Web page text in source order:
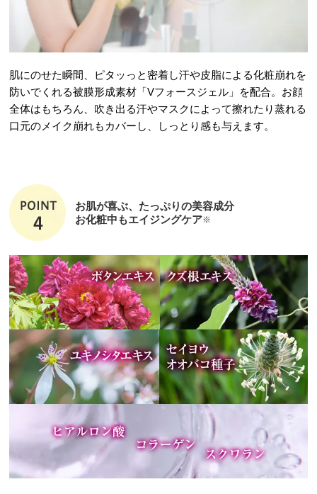
肌にのせた瞬間、ピタッっと密着し汗や皮脂による化粧崩れを
防いでくれる被膜形成素材「Vフォースジェル」を配合。お顔
全体はもちろん、吹き出る汗やマスクによって擦れたり蒸れる
口元のメイク崩れもカバーし、しっとり感も与えます。
お肌が喜ぶ、たっぷりの美容成分
お化粧中もエイジングケア※